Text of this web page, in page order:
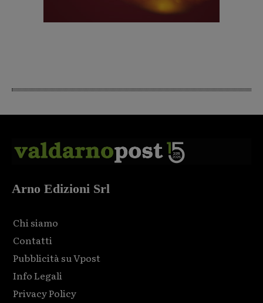
Arno Edizioni Srl
Chi siamo
Contatti
Pubblicità su Vpost
Info Legali
Privacy Policy